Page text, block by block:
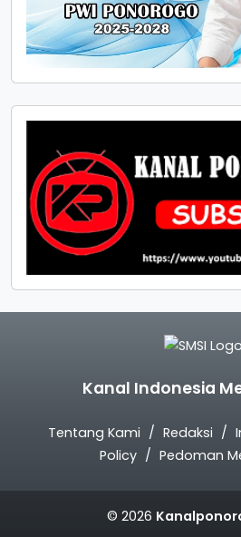
Kanal Indonesia
Tentang Kami Redaksi
Policy
Pedoman
© 2026